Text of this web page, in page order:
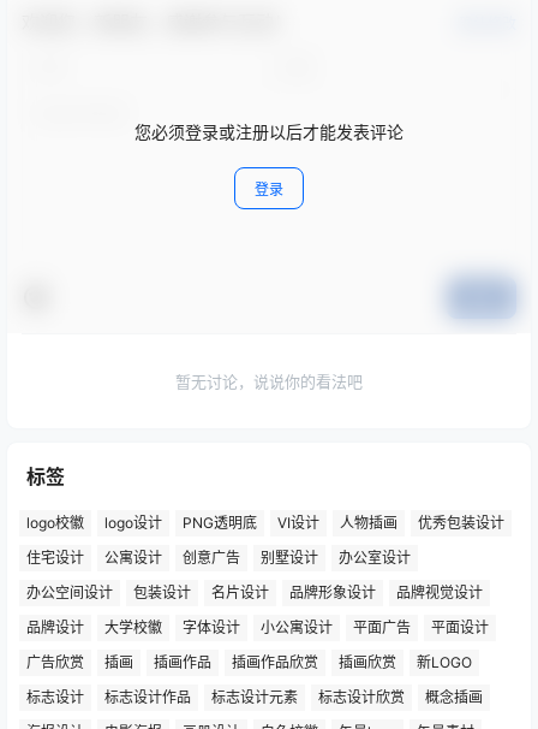
您必须登录或注册以后才能发表评论
登录
暂无讨论，说说你的看法吧
标签
logo校徽 logo设计 PNG透明底 VI设计 人物插画
优秀包装设计
住宅设计
公寓设计 创意广告 别墅设计
办公室设计
办公空间设计
包装设计 名片设计 品牌形象设计
品牌视觉设计
品牌设计
大学校徽 字体设计 小公寓设计 平面广告
平面设计
广告欣赏
插画 插画作品 插画作品欣赏 插画欣赏
新LOGO
标志设计
标志设计作品 标志设计元素 标志设计欣赏
概念插画